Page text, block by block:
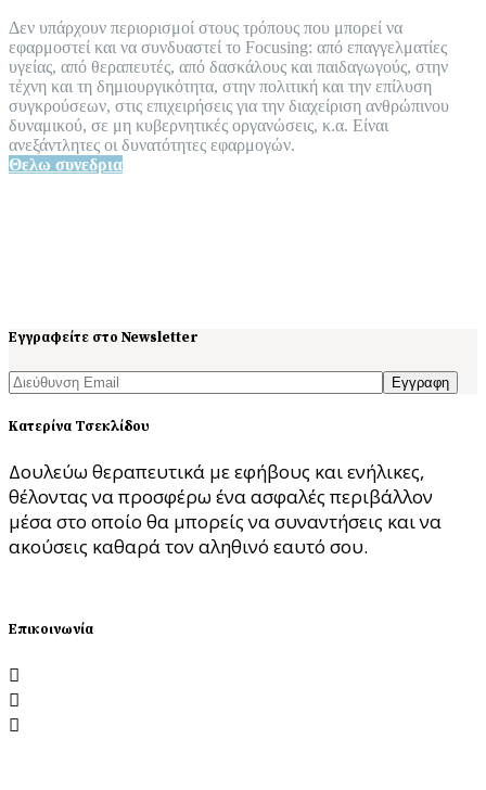
Δεν υπάρχουν περιορισμοί στους τρόπους που μπορεί να
εφαρμοστεί και να συνδυαστεί το Focusing: από επαγγελματίες
υγείας, από θεραπευτές, από δασκάλους και παιδαγωγούς, στην
τἐχνη και τη δημιουργικὀτητα, στην πολιτική και την επίλυση
συγκρούσεων, στις επιχειρήσεις για την διαχείριση ανθρώπινου
δυναμικού, σε μη κυβερνητικές οργανώσεις, κ.α. Είναι
ανεξάντλητες οι δυνατότητες εφαρμογών.
Θελω συνεδρια
Εγγραφείτε στο Newsletter
Εγγραφη
Κατερίνα Τσεκλίδου
Δουλεύω θεραπευτικά με εφήβους και ενήλικες,
θέλοντας να προσφέρω ένα ασφαλές περιβάλλον
μέσα στο οποίο θα μπορείς να συναντήσεις και να
ακούσεις καθαρά τον αληθινό εαυτό σου.
Επικοινωνία